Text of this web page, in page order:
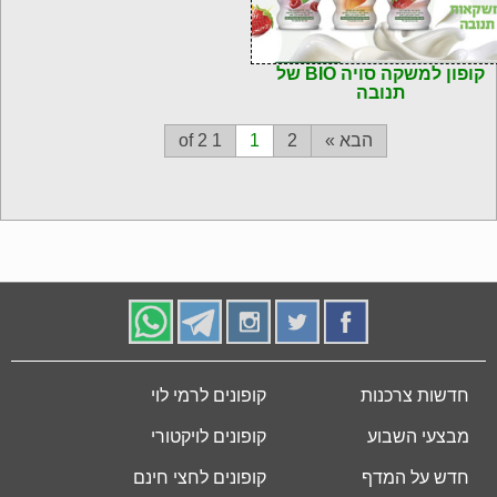
קופון למשקה סויה BIO של
תנובה
1 of 2 1 2 הבא »
חדשות צרכנות
מבצעי השבוע
חדש על המדף
קופונים לרמי לוי
קופונים לויקטורי
קופונים לחצי חינם